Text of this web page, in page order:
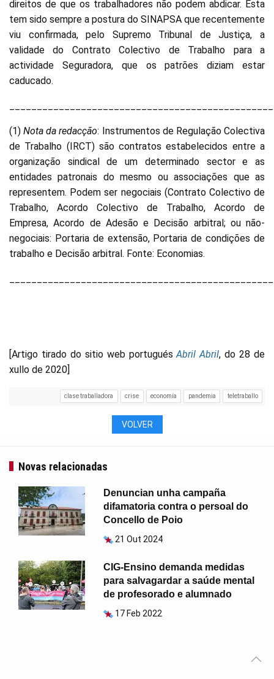
direitos de que os trabalhadores não podem abdicar. Esta
tem sido sempre a postura do SINAPSA que recentemente
viu confirmada, pelo Supremo Tribunal de Justiça, a
validade do Contrato Colectivo de Trabalho para a
actividade Seguradora, que os patrões diziam estar
caducado.
(1)Nota da redacção: Instrumentos de Regulação Colectiva
de Trabalho (IRCT) são contratos estabelecidos entre a
organização sindical de um determinado sector e as
entidades patronais do mesmo ou associações que as
representem. Podem ser negociais (Contrato Colectivo de
Trabalho, Acordo Colectivo de Trabalho, Acordo de
Empresa, Acordo de Adesão e Decisão arbitral; ou não-
negociais: Portaria de extensão, Portaria de condições de
trabalho e Decisão arbitral. Fonte: Economias.
[Artigo tirado do sitio web portuguésAbril Abril, do 28 de
xullo de 2020]
clase traballadora crise economía pandemia teletraballo
VOLVER
Novas relacionadas
Denuncian unha campaña
difamatoria contra o persoal do
Concello de Poio
21 Out 2024
CIG-Ensino demanda medidas
para salvagardar a saúde mental
de profesorado e alumnado
17 Feb 2022